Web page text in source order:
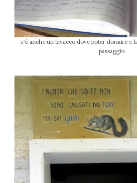
c'è anche un bivacco dove poter dormire e
passaggio